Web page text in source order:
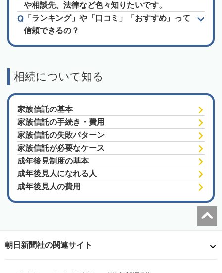
や相談先、法律など色々知りたいです。
「ランキング」や「口コミ」「おすすめ」って
信頼できるの？
相続について知る
家族信託の基本
家族信託の手続き・費用
家族信託の失敗パターン
家族信託が必要なケース
成年後見制度の基本
成年後見人になれる人
成年後見人の費用
朝日新聞社の関連サイト